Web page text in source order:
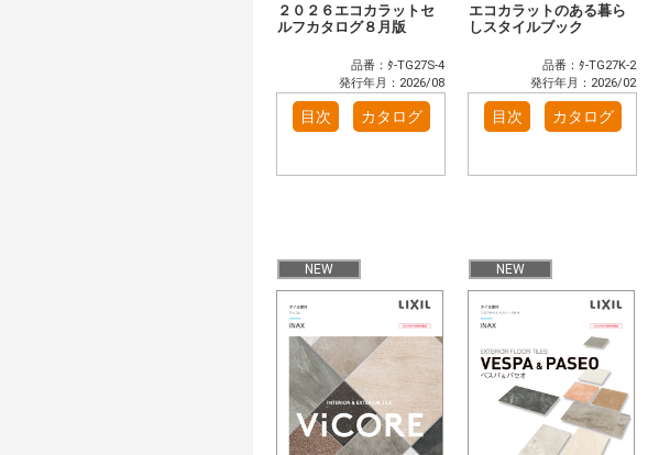
２０２６エコカラットセ
ルフカタログ８月版
品番：ﾀ-TG27S-4
発行年月：2026/08
目次 カタログ
エコカラットのある暮ら
しスタイルブック
品番：ﾀ-TG27K-2
発行年月：2026/02
目次 カタログ
NEW NEW